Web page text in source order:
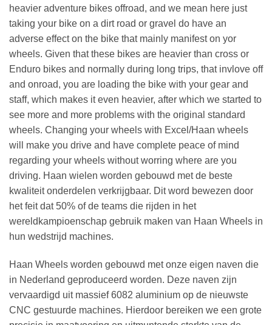
heavier adventure bikes offroad, and we mean here just
taking your bike on a dirt road or gravel do have an
adverse effect on the bike that mainly manifest on yor
wheels. Given that these bikes are heavier than cross or
Enduro bikes and normally during long trips, that invlove off
and onroad, you are loading the bike with your gear and
staff, which makes it even heavier, after which we started to
see more and more problems with the original standard
wheels. Changing your wheels with Excel/Haan wheels
will make you drive and have complete peace of mind
regarding your wheels without worring where are you
driving. Haan wielen worden gebouwd met de beste
kwaliteit onderdelen verkrijgbaar. Dit word bewezen door
het feit dat 50% of de teams die rijden in het
wereldkampioenschap gebruik maken van Haan Wheels in
hun wedstrijd machines.
Haan Wheels worden gebouwd met onze eigen naven die
in Nederland geproduceerd worden. Deze naven zijn
vervaardigd uit massief 6082 aluminium op de nieuwste
CNC gestuurde machines. Hierdoor bereiken we een grote